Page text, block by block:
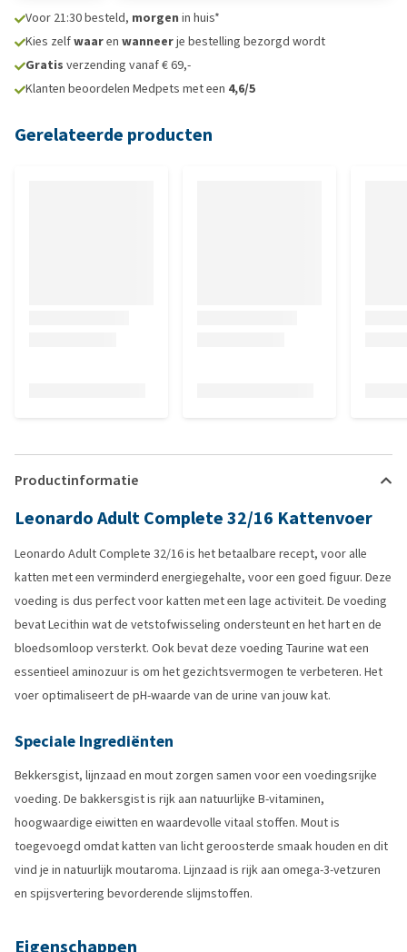
Voor 21:30 besteld, morgen in huis*
Kies zelfwaaren wanneerje bestelling bezorgd wordt
Gratis verzending vanaf € 69,-
Klanten beoordelen Medpets met een 4,6/5
Gerelateerde producten
Productinformatie
Leonardo Adult Complete 32/16 Kattenvoer
Leonardo Adult Complete 32/16 is het betaalbare recept, voor alle
katten met een verminderd energiegehalte, voor een goed figuur. Deze
voeding is dus perfect voor katten met een lage activiteit. De voeding
bevat Lecithin wat de vetstofwisseling ondersteunt en het hart en de
bloedsomloop versterkt. Ook bevat deze voeding Taurine wat een
essentieel aminozuur is om het gezichtsvermogen te verbeteren. Het
voer optimaliseert de pH-waarde van de urine van jouw kat.
Speciale Ingrediënten
Bekkersgist, lijnzaad en mout zorgen samen voor een voedingsrijke
voeding. De bakkersgist is rijk aan natuurlijke B-vitaminen,
hoogwaardige eiwitten en waardevolle vitaal stoffen. Mout is
toegevoegd omdat katten van licht geroosterde smaak houden en dit
vind je in natuurlijk moutaroma. Lijnzaad is rijk aan omega-3-vetzuren
en spijsvertering bevorderende slijmstoffen.
Eigenschappen